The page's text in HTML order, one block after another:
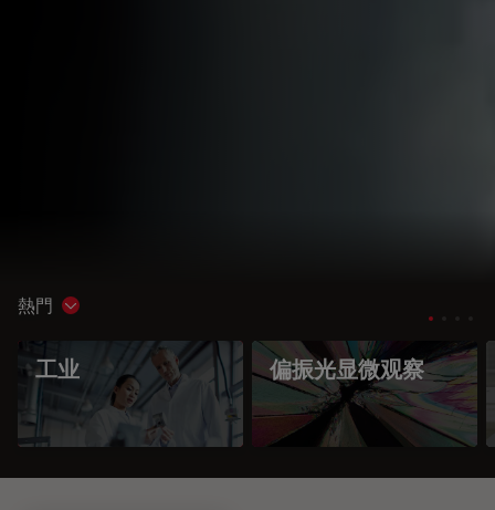
熱門 Show subnavigation
工业 偏振光显微观察